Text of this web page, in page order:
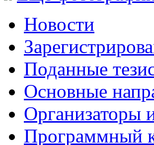
Новости
Поданные
Основные
Организаторы
Программный